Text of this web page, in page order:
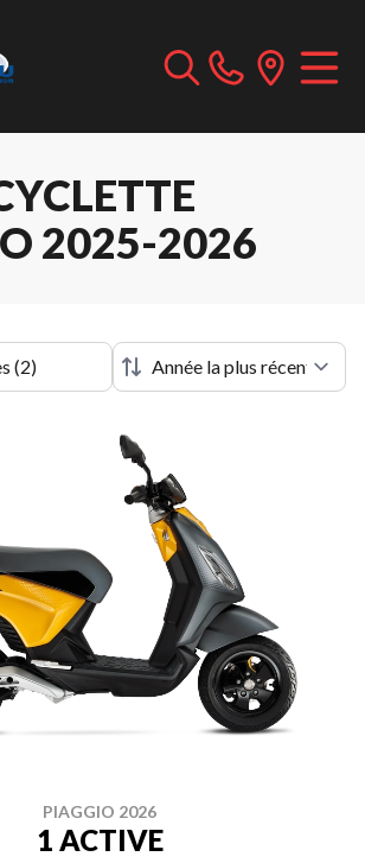
2025-2026
(2)
PIAGGIO 2026
1 ACTIVE